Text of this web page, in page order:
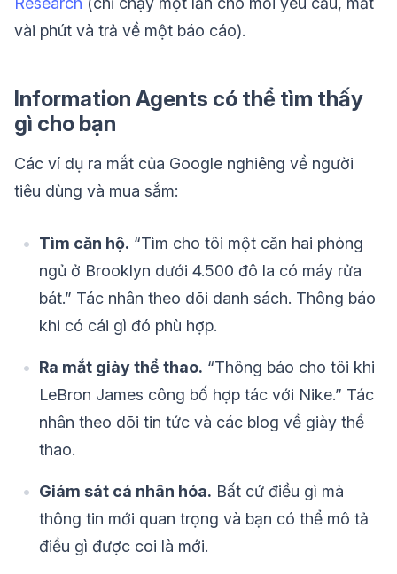
vài phút và trả về một báo cáo).
Information Agents có thể tìm thấy
gì cho bạn
Các ví dụ ra mắt của Google nghiêng về người
tiêu dùng và mua sắm:
Tìm căn hộ. “Tìm cho tôi một căn hai phòng
ngủ ở Brooklyn dưới 4.500 đô la có máy rửa
bát.” Tác nhân theo dõi danh sách. Thông báo
khi có cái gì đó phù hợp.
Ra mắt giày thể thao. “Thông báo cho tôi khi
LeBron James công bố hợp tác với Nike.” Tác
nhân theo dõi tin tức và các blog về giày thể
thao.
Giám sát cá nhân hóa. Bất cứ điều gì mà
thông tin mới quan trọng và bạn có thể mô tả
điều gì được coi là mới.